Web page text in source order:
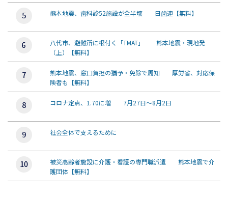
熊本地震、歯科診52施設が全半壊 日歯連【無料】
八代市、避難所に根付く「TMAT」 熊本地震・現地発
（上）【無料】
熊本地震、窓口負担の猶予・免除で周知 厚労省、対応保
険者も【無料】
コロナ定点、1.70に増 7月27日～8月2日
社会全体で支えるために
被災高齢者施設に介護・看護の専門職派遣 熊本地震で介
護団体【無料】